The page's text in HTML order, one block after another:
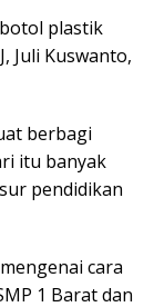
plastik
Juli Kuswanto,
berbagi
itu banyak
pendidikan
cara
1 Barat dan